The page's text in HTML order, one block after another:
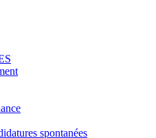
spontanées